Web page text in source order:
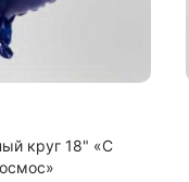
круг 18" «С